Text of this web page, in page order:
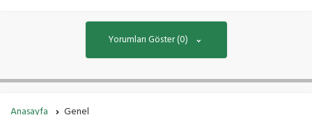
Yorumları Göster (0)